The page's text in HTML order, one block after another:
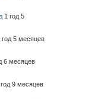
1 год 5
год 5 месяцев
6 месяцев
год 9 месяцев